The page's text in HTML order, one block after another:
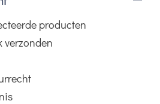
producten
verzonden